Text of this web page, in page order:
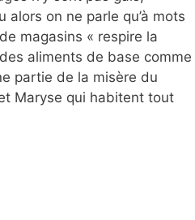
on ne parle qu’à mots
magasins « respire la
aliments de base comme
partie de la misère du
Maryse qui habitent tout